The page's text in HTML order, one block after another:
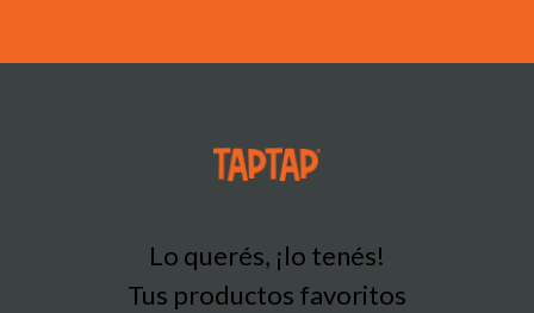
Lo querés, ¡lo tenés!
Tus productos favoritos